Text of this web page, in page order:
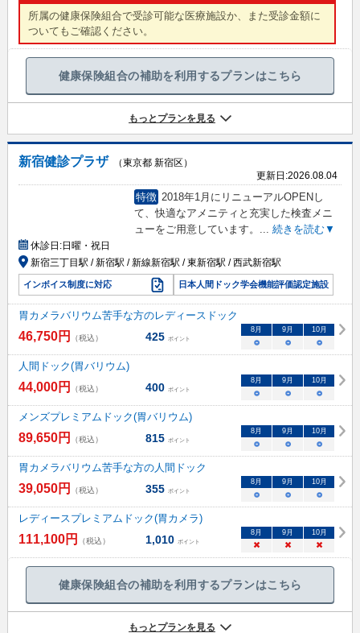
所属の健康保険組合で受診可能な医療施設か、また受診金額に
ついてもご確認ください。
健康保険組合の補助を利用するプランはこちら
もっとプランを見る
新宿健診プラザ
（東京都 新宿区）
更新日:2026.08.04
特徴 2018年1月にリニューアルOPENし
て、快適なアメニティと充実した検査メニ
ューをご用意しています。
続きを読む▼
休診日:日曜・祝日
新宿三丁目駅 / 新宿駅 / 新線新宿駅 / 東新宿駅 / 西武新宿駅
インボイス制度に対応 日本人間ドック学会機能評価認定施設
胃カメラバリウム苦手な方のレディースドック
46,750円 （税込） 425 ポイント
8 月 9 月 10月
○ ○ ○
人間ドック(胃バリウム)
44,000円 （税込） 400 ポイント
8 月 9 月 10月
○ ○ ○
メンズプレミアムドック(胃バリウム)
89,650円 （税込） 815 ポイント
8 月 9 月 10月
○ ○ ○
胃カメラバリウム苦手な方の人間ドック
39,050円 （税込） 355 ポイント
8 月 9 月 10月
○ ○ ○
レディースプレミアムドック(胃カメラ)
111,100円 （税込） 1,010 ポイント
8 月 9 月 10月
× × ×
健康保険組合の補助を利用するプランはこちら
もっとプランを見る